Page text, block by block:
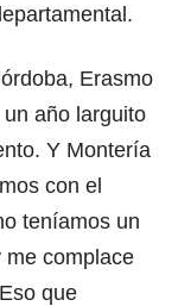
Erasmo
año larguito
Y Montería
con el
teníamos un
me complace
que